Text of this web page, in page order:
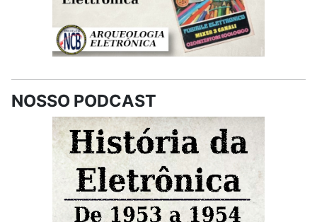
NOSSO PODCAST